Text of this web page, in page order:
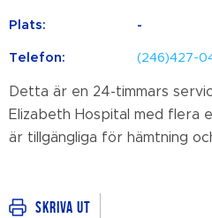
Plats: -
Telefon: (246)427-
Detta är en 24-timmars
Elizabeth Hospital med flera
är tillgängliga för hämtning
Skriva ut